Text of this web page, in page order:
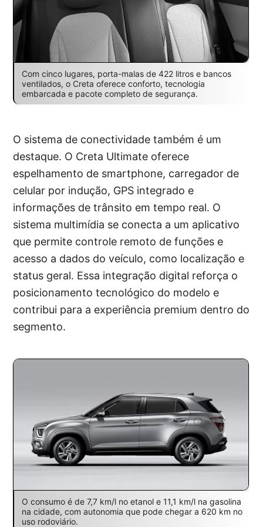
Com cinco lugares, porta-malas de 422 litros e bancos
ventilados, o Creta oferece conforto, tecnologia
embarcada e pacote completo de segurança.
O sistema de conectividade também é um
destaque. O Creta Ultimate oferece
espelhamento de smartphone, carregador de
celular por indução, GPS integrado e
informações de trânsito em tempo real. O
sistema multimídia se conecta a um aplicativo
que permite controle remoto de funções e
acesso a dados do veículo, como localização e
status geral. Essa integração digital reforça o
posicionamento tecnológico do modelo e
contribui para a experiência premium dentro do
segmento.
O consumo é de 7,7 km/l no etanol e 11,1 km/l na gasolina
na cidade, com autonomia que pode chegar a 620 km no
uso rodoviário.